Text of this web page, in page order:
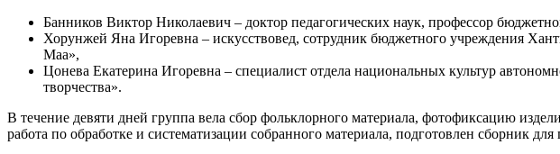
Банников Виктор Николаевич – доктор педагогических наук, профессор
Хорунжей Яна Игоревна – искусствовед, сотрудник бюджетного учреждения
Маа»,
Цонева Екатерина Игоревна – специалист отдела национальных культур
творчества».
В течение девяти дней группа вела сбор фольклорного материала, фотофиксацию
работа по обработке и систематизации собранного материала, подготовлен сборник